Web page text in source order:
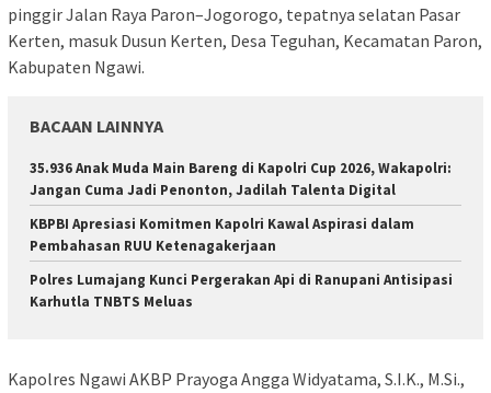
pinggir Jalan Raya Paron–Jogorogo, tepatnya selatan Pasar
Kerten, masuk Dusun Kerten, Desa Teguhan, Kecamatan Paron,
Kabupaten Ngawi.
BACAAN LAINNYA
35.936 Anak Muda Main Bareng di Kapolri Cup 2026, Wakapolri:
Jangan Cuma Jadi Penonton, Jadilah Talenta Digital
KBPBI Apresiasi Komitmen Kapolri Kawal Aspirasi dalam
Pembahasan RUU Ketenagakerjaan
Polres Lumajang Kunci Pergerakan Api di Ranupani Antisipasi
Karhutla TNBTS Meluas
Kapolres Ngawi AKBP Prayoga Angga Widyatama, S.I.K., M.Si.,